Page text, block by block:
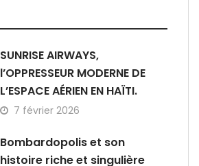
SUNRISE AIRWAYS,
l’OPPRESSEUR MODERNE DE
L’ESPACE AÉRIEN EN HAÏTI.
7 février 2026
Bombardopolis et son
histoire riche et singulière